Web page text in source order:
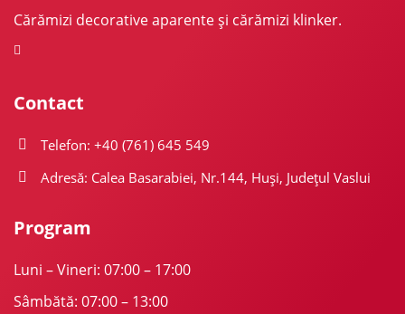
Cărămizi decorative aparente și cărămizi klinker.
Contact
Telefon: +40 (761) 645 549
Adresă: Calea Basarabiei, Nr.144, Huși, Județul Vaslui
Program
Luni – Vineri: 07:00 – 17:00
Sâmbătă: 07:00 – 13:00